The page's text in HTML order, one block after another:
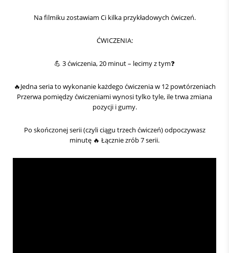
Na filmiku zostawiam Ci kilka przykładowych ćwiczeń.
ĆWICZENIA:
💪 3 ćwiczenia, 20 minut – lecimy z tym❓️
🔥Jedna seria to wykonanie każdego ćwiczenia w 12 powtórzeniach
Przerwa pomiędzy ćwiczeniami wynosi tylko tyle, ile trwa zmiana
pozycji i gumy.
Po skończonej serii (czyli ciągu trzech ćwiczeń) odpoczywasz
minutę 🔥 Łącznie zrób 7 serii.